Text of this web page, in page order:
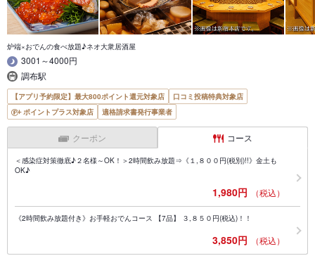
炉端×おでんの食べ放題♪ネオ大衆居酒屋
3001～4000円
調布駅
【アプリ予約限定】最大800ポイント還元対象店
口コミ投稿特典対象店
ポイントプラス対象店
適格請求書発行事業者
クーポン コース
＜感染症対策徹底♪２名様～OK！＞2時間飲み放題⇒《１,８００円(税別)!!》金土も
OK♪
1,980円 （税込）
《2時間飲み放題付き》お手軽おでんコース 【7品】 ３,８５０円(税込)！！
3,850円 （税込）